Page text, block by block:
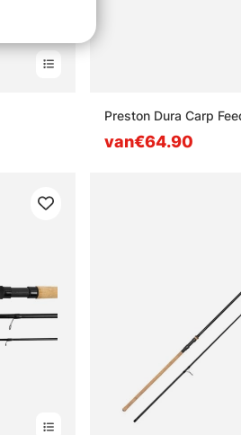
Preston Dura Carp
van€64.90